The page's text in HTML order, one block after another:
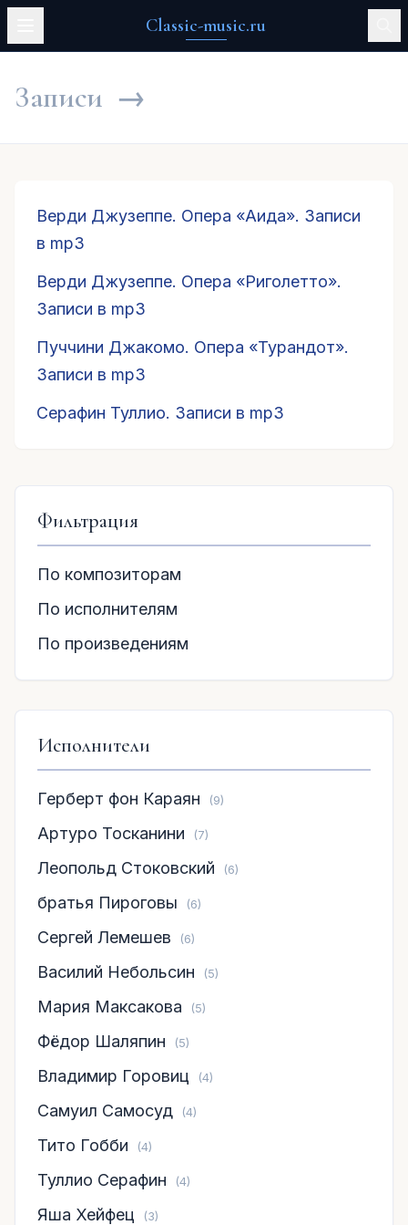
Classic-music.ru
Записи →
Верди Джузеппе. Опера «Аида». Записи
в mp3
Верди Джузеппе. Опера «Риголетто».
Записи в mp3
Пуччини Джакомо. Опера «Турандот».
Записи в mp3
Серафин Туллио. Записи в mp3
Фильтрация
По композиторам
По исполнителям
По произведениям
Исполнители
Герберт фон Караян (9)
Артуро Тосканини (7)
Леопольд Стоковский (6)
братья Пироговы (6)
Сергей Лемешев (6)
Василий Небольсин (5)
Мария Максакова (5)
Фёдор Шаляпин (5)
Владимир Горовиц (4)
Самуил Самосуд (4)
Тито Гобби (4)
Туллио Серафин (4)
Яша Хейфец (3)